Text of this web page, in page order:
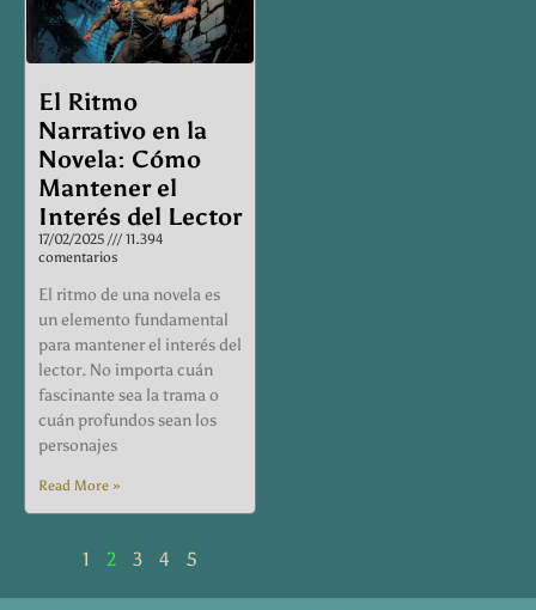
El Ritmo
Narrativo en la
Novela: Cómo
Mantener el
Interés del Lector
17/02/2025
11.394
comentarios
El ritmo de una novela es
un elemento fundamental
para mantener el interés del
lector. No importa cuán
fascinante sea la trama o
cuán profundos sean los
personajes
Read More »
1 2 3 4 5